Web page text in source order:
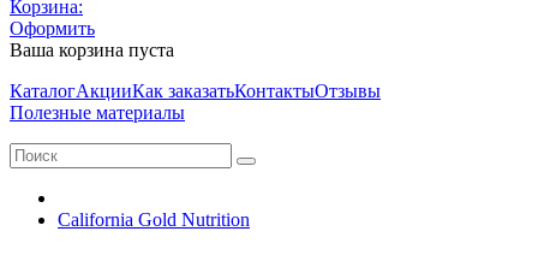
Корзина:
Оформить
Ваша корзина пуста
КаталогАкцииКак заказатьКонтактыОтзывы
Полезные материалы
California Gold Nutrition